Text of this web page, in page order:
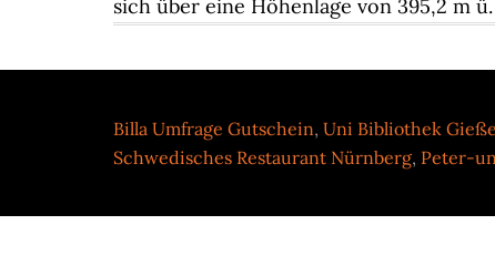
Billa Umfrage Gutschein, Uni Bibliothek
Schwedisches Restaurant Nürnberg, Peter-